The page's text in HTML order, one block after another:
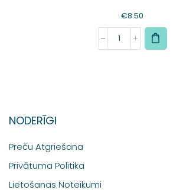
€8.50
NODERĪGI
Preču Atgriešana
Privātuma Politika
Lietošanas Noteikumi